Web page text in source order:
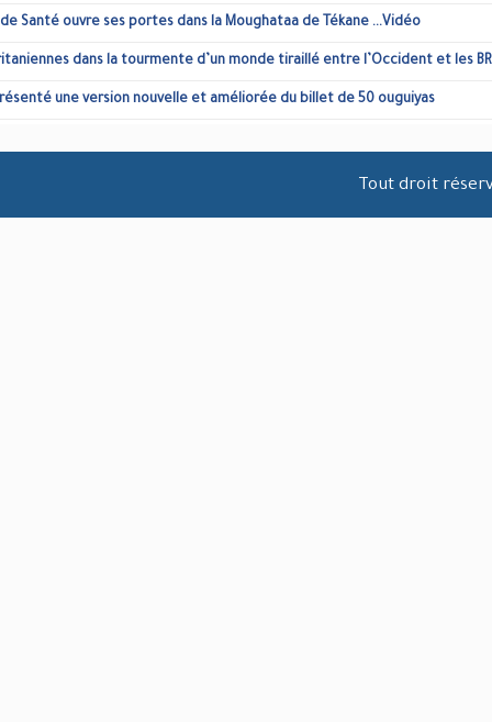
Le nouveau Centre de Santé ouvre ses portes dans la Moughataa de
Relations sino-mauritaniennes dans la tourmente d’un monde tiraillé
La BCM présente présenté une version nouvelle et améliorée du